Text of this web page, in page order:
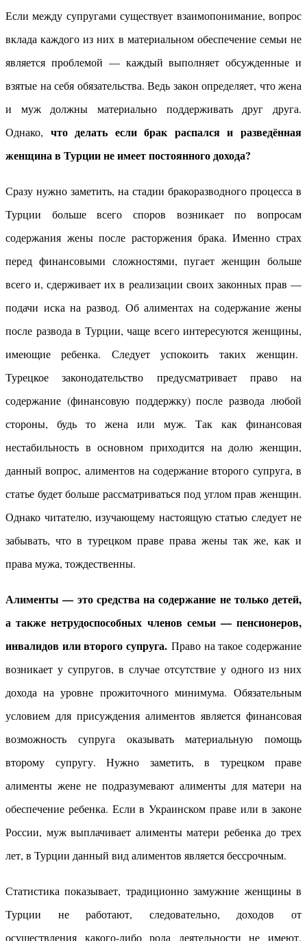
Если между супругами существует взаимопонимание, вопрос
вклада каждого из них в материальном обеспечение семьи не
является проблемой — каждый выполняет обсужденные и
взятые на себя обязательства. Ведь закон определяет, что жена
и муж должны материально поддерживать друг друга.
Однако, что делать если брак распался и разведённая
женщина в Турции не имеет постоянного дохода?
Сразу нужно заметить, на стадии бракоразводного процесса в
Турции больше всего споров возникает по вопросам
содержания жены после расторжения брака. Именно страх
перед финансовыми сложностями, пугает женщин больше
всего и, сдерживает их в реализации своих законных прав —
подачи иска на развод. Об алиментах на содержание жены
после развода в Турции, чаще всего интересуются женщины,
имеющие ребенка. Следует успокоить таких женщин.
Турецкое законодательство предусматривает право на
содержание (финансовую поддержку) после развода любой
стороны, будь то жена или муж. Так как финансовая
нестабильность в основном приходится на долю женщин,
данный вопрос, алиментов на содержание второго супруга, в
статье будет больше рассматриваться под углом прав женщин.
Однако читателю, изучающему настоящую статью следует не
забывать, что в турецком праве права жены так же, как и
права мужа, тождественны.
Алименты — это средства на содержание не только детей,
а также нетрудоспособных членов семьи — пенсионеров,
инвалидов или второго супруга. Право на такое содержание
возникает у супругов, в случае отсутствие у одного из них
дохода на уровне прожиточного минимума. Обязательным
условием для присуждения алиментов является финансовая
возможность супруга оказывать материальную помощь
второму супругу. Нужно заметить, в турецком праве
алименты жене не подразумевают алименты для матери на
обеспечение ребенка. Если в Украинском праве или в законе
России, муж выплачивает алименты матери ребенка до трех
лет, в Турции данный вид алиментов является бессрочным.
Статистика показывает, традиционно замужние женщины в
Турции не работают, следовательно, доходов от
осуществления какого-либо рода деятельности не имеют.